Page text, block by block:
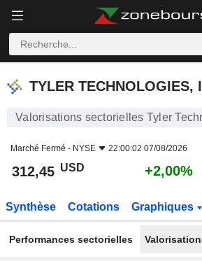
TYLER TECHNOLOGIES, INC.
TYLER TECHNOLOGIES,
Valorisations sectorielles Tyler
Marché Fermé - NYSE 22:00:02 07/08/2026
312,45 USD +2,00%
Synthèse Cotations Graphiques
Performances sectorielles